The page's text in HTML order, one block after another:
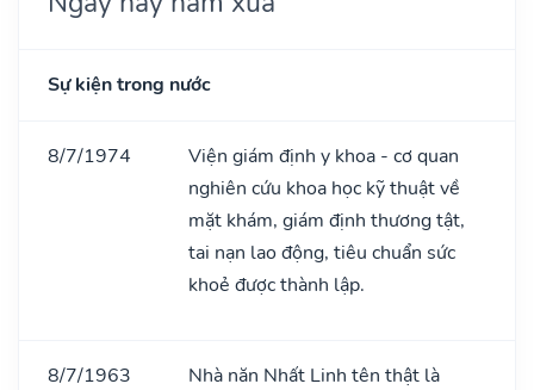
Sự kiện trong nước
8/7/1974
Viện giám định y khoa - cơ quan
nghiên cứu khoa học kỹ thuật về
mặt khám, giám định thương tật,
tai nạn lao động, tiêu chuẩn sức
khoẻ được thành lập.
8/7/1963
Nhà năn Nhất Linh tên thật là